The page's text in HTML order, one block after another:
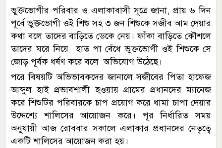
ভুক্তভোগীর পরিবার ও এলাকাবাসী সূত্রে জানা, প্রায় ৬ দিন
পূর্বে ভুক্তভোগী ওই শিশু সহ ৩ জন শিশুকে সজীব আম দেয়ার
কথা বলে তাদের বাড়িতে ডেকে নেয়। ফাঁকা বাড়িতে কৌশলে
তাদের ঘরে নিয়ে হাত পা বেঁধে ভুক্তভোগী ওই শিশুকে সে
জোড় পূর্বক ধর্ষণ করে বলে অভিযোগ উঠেছে।
পরে বিষয়টি অভিভাবকদের জানালে সজীবের পিতা হাফেজ
আব্দুল হাই প্রভাবশালী হ‌ওয়ায় গ্রামের প্রধানদের ম্যানেজ
করে শিশুটির পরিবারকে চাপ প্রয়োগ করে ধামা চাপা দেয়ার
উদ্দেশ্যে শালিসের আয়োজন করে। পূর নির্ধারিত সময়
অনুযায়ী আজ রোববার সকালে এলাকার প্রধানদের নেতৃত্বে
একটি শালিসের আয়োজন করা হয়।